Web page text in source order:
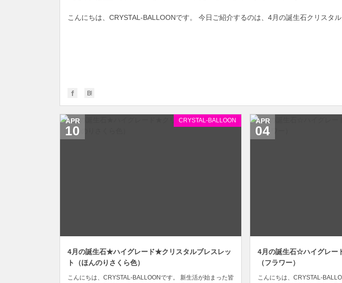
こんにちは、CRYSTAL-BALLOONです。 今日ご紹介するのは、4月の誕生石クリスタル
CRYSTAL-BALLOON
4月の誕生石★ハイグレード★クリスタルブレスレッ
ト（ほんのりさくら色）
こんにちは、CRYSTAL-BALLOONです。 新生活が始まった皆
APR
10
4月の誕生石☆ハイグレー
（フラワー）
こんにちは、CRYSTAL-
APR
04